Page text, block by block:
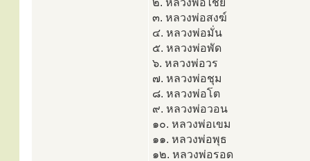
๒. หลวงพ่อไชย
๓. หลวงพ่อสงฆ์
๔. หลวงพ่อมั่น
๕. หลวงพ่อพัด
๖. หลวงพ่อวร
๗. หลวงพ่อชุม
๘. หลวงพ่อโต
๙. หลวงพ่อวอน
๑๐. หลวงพ่อเขม
๑๑. หลวงพ่อพุธ
๑๒. หลวงพ่อรอด